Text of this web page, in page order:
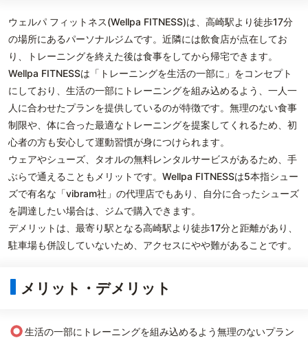
ウェルパ フィットネス(Wellpa FITNESS)は、高崎駅より徒歩17分
の場所にあるパーソナルジムです。近隣には飲食店が点在してお
り、トレーニングを終えた後は食事をしてから帰宅できます。
Wellpa FITNESSは「トレーニングを生活の一部に」をコンセプト
にしており、生活の一部にトレーニングを組み込めるよう、一人一
人に合わせたプランを提供しているのが特徴です。無理のない食事
制限や、体に合った最適なトレーニングを提案してくれるため、初
心者の方も安心して運動習慣が身につけられます。
ウェアやシューズ、タオルの無料レンタルサービスがあるため、手
ぶらで通えることもメリットです。Wellpa FITNESSは5本指シュー
ズで有名な「vibram社」の代理店でもあり、自分に合ったシューズ
を調達したい場合は、ジムで購入できます。
デメリットは、最寄り駅となる高崎駅より徒歩17分と距離があり、
駐車場も併設していないため、アクセスにやや難があることです。
メリット・デメリット
○生活の一部にトレーニングを組み込めるよう無理のないプラン